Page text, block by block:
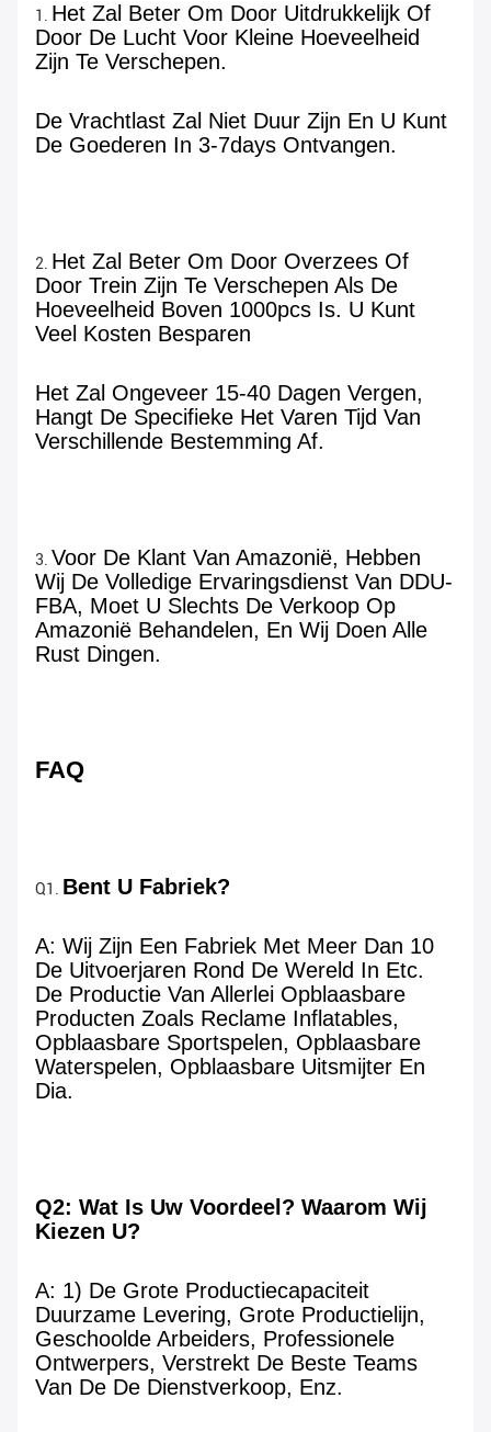
1. Het Zal Beter Om Door Uitdrukkelijk Of
Door De Lucht Voor Kleine Hoeveelheid
Zijn Te Verschepen.
De Vrachtlast Zal Niet Duur Zijn En U Kunt
De Goederen In 3-7days Ontvangen.
2. Het Zal Beter Om Door Overzees Of
Door Trein Zijn Te Verschepen Als De
Hoeveelheid Boven 1000pcs Is. U Kunt
Veel Kosten Besparen
Het Zal Ongeveer 15-40 Dagen Vergen,
Hangt De Specifieke Het Varen Tijd Van
Verschillende Bestemming Af.
3. Voor De Klant Van Amazonië, Hebben
Wij De Volledige Ervaringsdienst Van DDU-
FBA, Moet U Slechts De Verkoop Op
Amazonië Behandelen, En Wij Doen Alle
Rust Dingen.
FAQ
Q1. Bent U Fabriek?
A: Wij Zijn Een Fabriek Met Meer Dan 10
De Uitvoerjaren Rond De Wereld In Etc.
De Productie Van Allerlei Opblaasbare
Producten Zoals Reclame Inflatables,
Opblaasbare Sportspelen, Opblaasbare
Waterspelen, Opblaasbare Uitsmijter En
Dia.
Q2: Wat Is Uw Voordeel? Waarom Wij
Kiezen U?
A: 1) De Grote Productiecapaciteit
Duurzame Levering, Grote Productielijn,
Geschoolde Arbeiders, Professionele
Ontwerpers, Verstrekt De Beste Teams
Van De De Dienstverkoop, Enz.